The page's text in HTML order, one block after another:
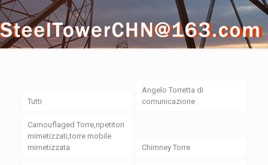
Tutti
Angelo Torretta di
comunicazione
Camouflaged Torre,ripetitori
mimetizzati,torre mobile
mimetizzata
Chimney Torre